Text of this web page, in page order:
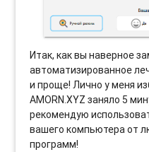
Итак, как вы наверное
автоматизированное
и проще! Лично у меня
AMORN.XYZ заняло 5
рекомендую
вашего компьютера от
программ!